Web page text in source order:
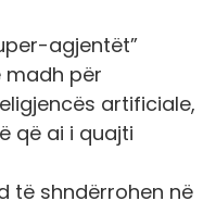
agjentët”
madh për
artificiale,
që ai i quajti
të shndërrohen në